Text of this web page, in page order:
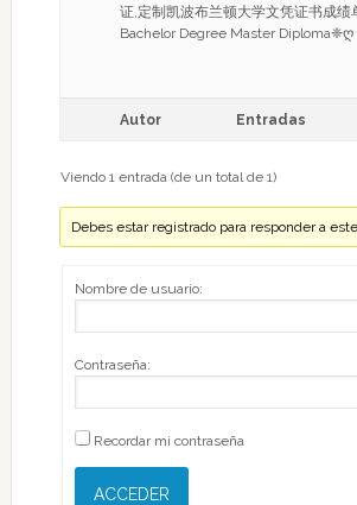
证,定制凯波布兰顿大学文凭证书成绩
Bachelor Degree Master Diploma❈ღ
Autor Entradas
Viendo 1 entrada (de un total de 1)
Debes estar registrado para responder a
Nombre de usuario:
Contraseña:
Recordar mi contraseña
ACCEDER